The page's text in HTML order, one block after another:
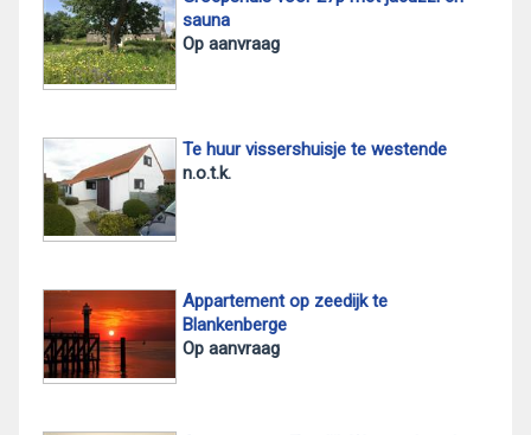
sauna
Op aanvraag
Te huur vissershuisje te westende
n.o.t.k.
Appartement op zeedijk te
Blankenberge
Op aanvraag